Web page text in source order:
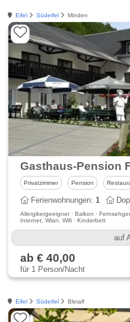
Eifel Südeifel Minden
Gasthaus-Pension
Privatzimmer Pension
Ferienwohnungen:1
Allergikergeeignet · Balkon ·
Internet, Wlan, Wifi · Kinderbett
auf
ab € 40,00
für 1 Person/Nacht
Eifel Südeifel Bleialf